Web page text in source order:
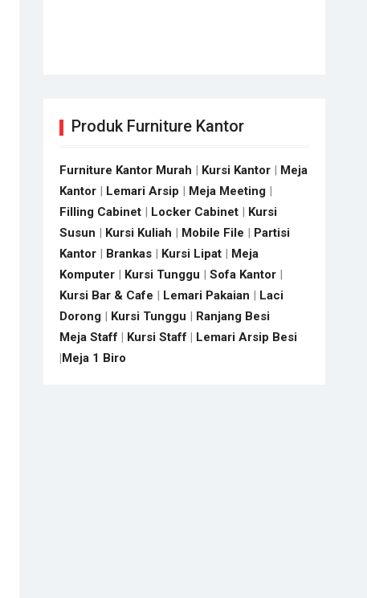
Produk Furniture Kantor
Furniture Kantor Murah | Kursi Kantor | Meja
Kantor | Lemari Arsip | Meja Meeting |
Filling Cabinet | Locker Cabinet | Kursi
Susun | Kursi Kuliah | Mobile File | Partisi
Kantor | Brankas | Kursi Lipat | Meja
Komputer | Kursi Tunggu | Sofa Kantor |
Kursi Bar & Cafe | Lemari Pakaian | Laci
Dorong | Kursi Tunggu | Ranjang Besi
Meja Staff | Kursi Staff | Lemari Arsip Besi
|Meja 1 Biro